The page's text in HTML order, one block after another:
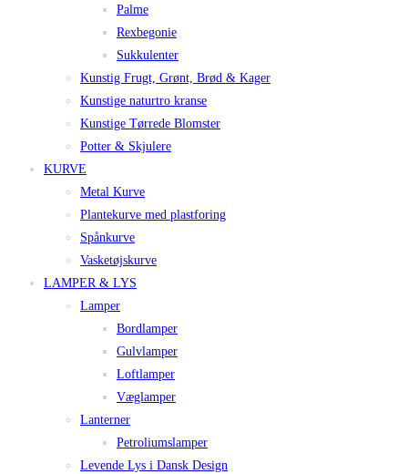
Palme
Rexbegonie
Sukkulenter
Kunstig Frugt, Grønt, Brød & Kager
Kunstige naturtro kranse
Kunstige Tørrede Blomster
Potter & Skjulere
KURVE
Metal Kurve
Plantekurve med plastforing
Spånkurve
Vasketøjskurve
LAMPER & LYS
Lamper
Bordlamper
Gulvlamper
Loftlamper
Væglamper
Lanterner
Petroliumslamper
Levende Lys i Dansk Design